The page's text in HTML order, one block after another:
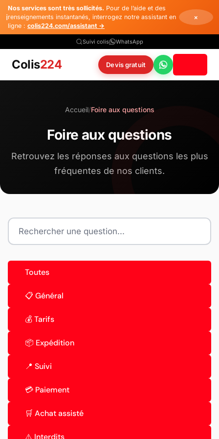
ℹ️
Nos services sont très sollicités. Pour de l’aide et des
renseignements instantanés, interrogez notre assistant en
ligne : colis224.com/assistant →
×
Suivi colis WhatsApp
Colis224 Devis gratuit WhatsApp
Accueil/Foire aux questions
Foire aux questions
Retrouvez les réponses aux questions les plus
fréquentes de nos clients.
Toutes
📋 Général
💰 Tarifs
📦 Expédition
📍 Suivi
💳 Paiement
🛒 Achat assisté
⚠️ Interdits